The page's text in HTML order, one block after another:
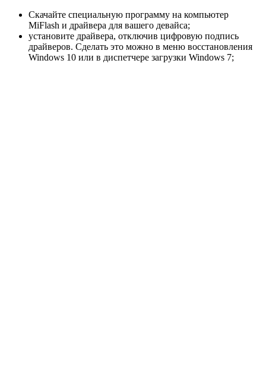
Скачайте специальную программу на компьютер
MiFlash и драйвера для вашего девайса;
установите драйвера, отключив цифровую подпись
драйверов. Сделать это можно в меню восстановления
Windows 10 или в диспетчере загрузки Windows 7;